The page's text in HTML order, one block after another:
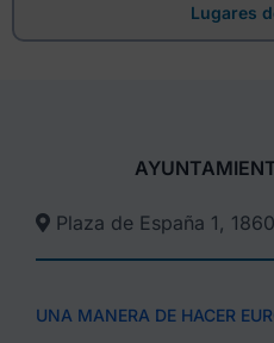
Lugares
Plaza de España 1,
UNA MANERA DE HACER